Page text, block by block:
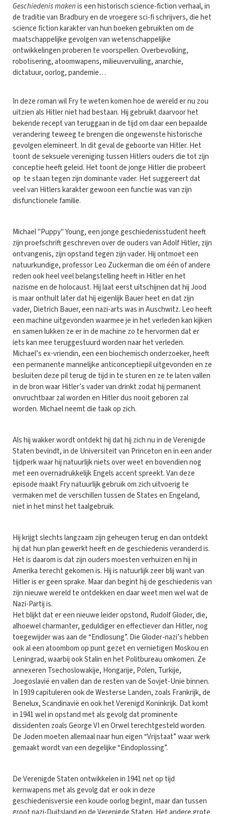
Geschiedenis makenis een historisch science-fiction verhaal, in
de traditie van Bradbury en de vroegere sci-fi schrijvers, die het
science fiction karakter van hun boeken gebruikten om de
maatschappelijke gevolgen van wetenschappelijke
ontwikkelingen proberen te voorspellen. Overbevolking,
robotisering, atoomwapens, milieuvervuiling, anarchie,
dictatuur, oorlog, pandemie…
In deze roman wil Fry te weten komen hoe de wereld er nu zou
uitzien als Hitler niet had bestaan. Hij gebruikt daarvoor het
bekende recept van teruggaan in de tijd om daar een bepaalde
verandering teweeg te brengen die ongewenste historische
gevolgen elemineert. In dit geval de geboorte van Hitler. Het
toont de seksuele vereniging tussen Hitlers ouders die tot zijn
conceptie heeft geleid. Het toont de jonge Hitler die probeert
op te staan tegen zijn dominante vader. Het suggereert dat
veel van Hitlers karakter gewoon een functie was van zijn
disfunctionele familie.
Michael "Puppy" Young, een jonge geschiedenisstudent heeft
zijn proefschrift geschreven over de ouders van Adolf Hitler, zijn
ontvangenis, zijn opstand tegen zijn vader. Hij ontmoet een
natuurkundige, professor Leo Zuckerman die om één of andere
reden ook heel veel belangstelling heeft in Hitler en het
nazisme en de holocaust. Hij laat eerst uitschijnen dat hij Jood
is maar onthult later dat hij eigenlijk Bauer heet en dat zijn
vader, Dietrich Bauer, een nazi-arts was in Auschwitz. Leo heeft
een machine uitgevonden waarmee je in het verleden kan kijken
en samen lukken ze er in de machine zo te hervormen dat er
iets kan mee teruggestuurd worden naar het verleden.
Michael’s ex-vriendin, een een biochemisch onderzoeker, heeft
een permanente mannelijke anticonceptiepil uitgevonden en ze
besluiten deze pil terug de tijd in te sturen en ze te laten vallen
in de bron waar Hitler’s vader van drinkt zodat hij permanent
onvruchtbaar zal worden en Hitler dus nooit geboren zal
worden. Michael neemt die taak op zich.
Als hij wakker wordt ontdekt hij dat hij zich nu in de Verenigde
Staten bevindt, in de Universiteit van Princeton en in een ander
tijdperk waar hij natuurlijk niets over weet en bovendien nog
met een overnadrukkelijk Engels accent spreekt. Van deze
episode maakt Fry natuurlijk gebruik om zich uitvoerig te
vermaken met de verschillen tussen de States en Engeland,
niet in het minst het taalgebruik.
Hij krijgt slechts langzaam zijn geheugen terug en dan ontdekt
hij dat hun plan gewerkt heeft en de geschiedenis veranderd is.
Het is daarom is dat zijn ouders moesten verhuizen en hij in
Amerika terecht gekomen is. Hij is natuurlijk zeer blij want van
Hitler is er geen sprake. Maar dan begint hij de geschiedenis van
zijn nieuwe wereld te ontdekken en daar weet men wel wat de
Nazi-Partij is.
Het blijkt dat er een nieuwe leider opstond, Rudolf Gloder, die,
alhoewel charmanter, geduldiger en effectiever dan Hitler, nog
toegewijder was aan de “Endlosung”. Die Gloder-nazi’s hebben
ook al een atoombom op punt gezet en vernietigen Moskou en
Leningrad, waarbij ook Stalin en het Politbureau omkomen. Ze
annexeren Tsechoslowakije, Hongarije, Polen, Turkije,
Joegoslavië en vallen dan de resten van de Sovjet-Unie binnen.
In 1939 capituleren ook de Westerse Landen, zoals Frankrijk, de
Benelux, Scandinavië en ook het Verenigd Koninkrijk. Dat komt
in 1941 wel in opstand met als gevolg dat prominente
dissidenten zoals George VI en Orwel terechtgesteld worden.
De Joden moeten allemaal naar hun eigen “Vrijstaat” waar werk
gemaakt wordt van een degelijke “Eindoplossing”.
De Verenigde Staten ontwikkelen in 1941 net op tijd
kernwapens met als gevolg dat er ook in deze
geschiedenisversie een koude oorlog begint, maar dan tussen